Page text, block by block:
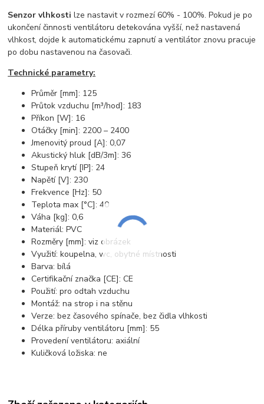
Senzor vlhkosti lze nastavit v rozmezí 60% - 100%. Pokud je po
ukončení činnosti ventilátoru detekována vyšší, než nastavená
vlhkost, dojde k automatickému zapnutí a ventilátor znovu pracuje
po dobu nastavenou na časovači.
Technické parametry:
Průměr [mm]: 125
Průtok vzduchu [m³/hod]: 183
Příkon [W]: 16
Otáčky [min]: 2200 – 2400
Jmenovitý proud [A]: 0,07
Akustický hluk [dB/3m]: 36
Stupeň krytí [IP]: 24
Napětí [V]: 230
Frekvence [Hz]: 50
Teplota max [°C]: 40
Váha [kg]: 0,6
Materiál: PVC
Rozměry [mm]: viz obrázek
Využití: koupelna, wc, obytné místnosti
Barva: bílá
Certifikační značka [CE]: CE
Použití: pro odtah vzduchu
Montáž: na strop i na stěnu
Verze: bez časového spínače, bez čidla vlhkosti
Délka příruby ventilátoru [mm]: 55
Provedení ventilátoru: axiální
Kuličková ložiska: ne